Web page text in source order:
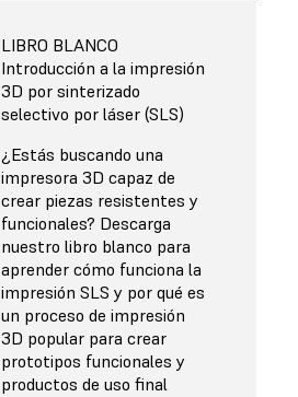
LIBRO BLANCO
Introducción a la impresión
3D por sinterizado
selectivo por láser (SLS)
¿Estás buscando una
impresora 3D capaz de
crear piezas resistentes y
funcionales? Descarga
nuestro libro blanco para
aprender cómo funciona la
impresión SLS y por qué es
un proceso de impresión
3D popular para crear
prototipos funcionales y
productos de uso final